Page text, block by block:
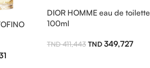
DIOR HOMME eau de toilette
100ml
411,443 349,727